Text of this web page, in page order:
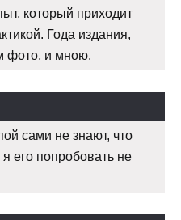
который приходит
Года издания,
фото, и мною.
сами не знают, что
его попробовать не